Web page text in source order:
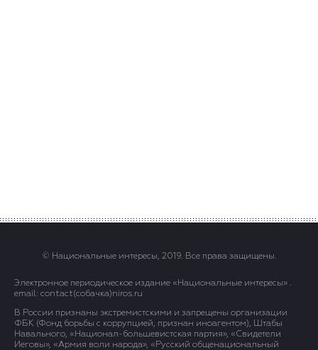
© Национальные интересы, 2019. Все права защищены.
Электронное периодическое издание «Национальные интересы» .
email: contact(сoбaчка)niros.ru
В России признаны экстремистскими и запрещены организации
ФБК (Фонд борьбы с коррупцией, признан иноагентом), Штабы
Навального, «Национал-большевистская партия», «Свидетели
Иеговы», «Армия воли народа», «Русский общенациональный